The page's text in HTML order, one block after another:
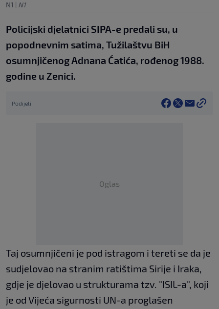
N1 | N1
Policijski djelatnici SIPA-e predali su, u
popodnevnim satima, Tužilaštvu BiH
osumnjičenog Adnana Ćatića, rođenog 1988.
godine u Zenici.
Podijeli
Oglas
Taj osumnjičeni je pod istragom i tereti se da je
sudjelovao na stranim ratištima Sirije i Iraka,
gdje je djelovao u strukturama tzv. "ISIL-a", koji
je od Vijeća sigurnosti UN-a proglašen